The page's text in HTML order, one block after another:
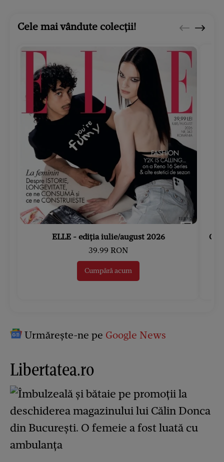
Cele mai vândute colecții!
ELLE - ediția iulie/august 2026
39.99 RON
Cumpără acum
Urmărește-ne pe Google News
Libertatea.ro